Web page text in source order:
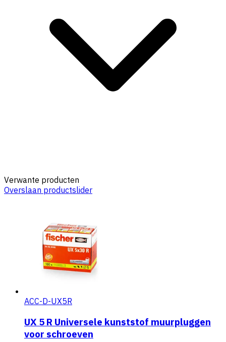
Verwante producten
Overslaan productslider
ACC-D-UX5R
UX 5 R Universele kunststof muurpluggen
voor schroeven